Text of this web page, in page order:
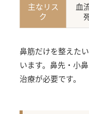
主なリス
ク
血
鼻筋だけを整えた
います。鼻先・小
治療が必要です。